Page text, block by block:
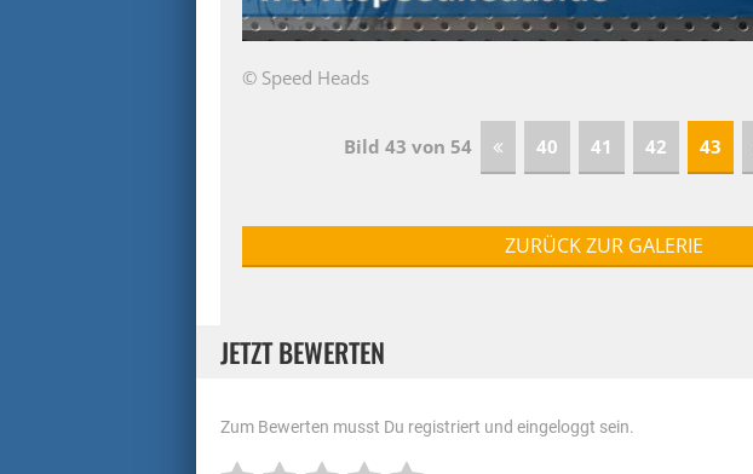
© Speed Heads
Bild 43 von 54 40 41 42 43
ZURÜCK ZUR GALERIE
JETZT BEWERTEN
Zum Bewerten musst Du registriert und eingeloggt sein.